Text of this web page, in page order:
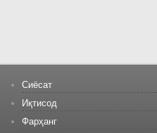
Сиёсат
Иқтисод
Фарҳанг